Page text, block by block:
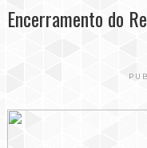
Encerramento do